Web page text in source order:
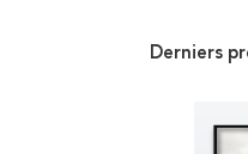
Derniers